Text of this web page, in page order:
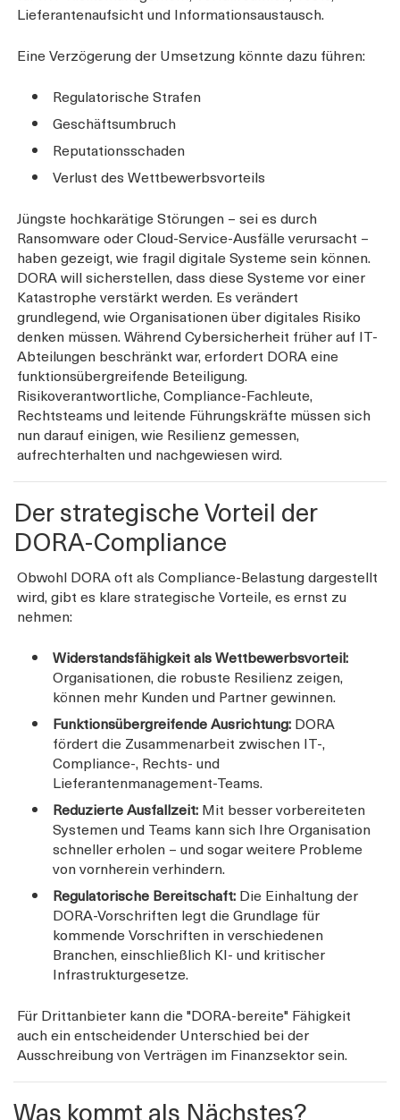
Lieferantenaufsicht und Informationsaustausch.
Eine Verzögerung der Umsetzung könnte dazu führen:
Regulatorische Strafen
Geschäftsumbruch
Reputationsschaden
Verlust des Wettbewerbsvorteils
Jüngste hochkarätige Störungen – sei es durch
Ransomware oder Cloud-Service-Ausfälle verursacht –
haben gezeigt, wie fragil digitale Systeme sein können.
DORA will sicherstellen, dass diese Systeme vor einer
Katastrophe verstärkt werden. Es verändert
grundlegend, wie Organisationen über digitales Risiko
denken müssen. Während Cybersicherheit früher auf IT-
Abteilungen beschränkt war, erfordert DORA eine
funktionsübergreifende Beteiligung.
Risikoverantwortliche, Compliance-Fachleute,
Rechtsteams und leitende Führungskräfte müssen sich
nun darauf einigen, wie Resilienz gemessen,
aufrechterhalten und nachgewiesen wird.
Der strategische Vorteil der
DORA-Compliance
Obwohl DORA oft als Compliance-Belastung dargestellt
wird, gibt es klare strategische Vorteile, es ernst zu
nehmen:
Widerstandsfähigkeit als Wettbewerbsvorteil:
Organisationen, die robuste Resilienz zeigen,
können mehr Kunden und Partner gewinnen.
Funktionsübergreifende Ausrichtung: DORA
fördert die Zusammenarbeit zwischen IT-,
Compliance-, Rechts- und
Lieferantenmanagement-Teams.
Reduzierte Ausfallzeit: Mit besser vorbereiteten
Systemen und Teams kann sich Ihre Organisation
schneller erholen – und sogar weitere Probleme
von vornherein verhindern.
Regulatorische Bereitschaft: Die Einhaltung der
DORA-Vorschriften legt die Grundlage für
kommende Vorschriften in verschiedenen
Branchen, einschließlich KI- und kritischer
Infrastrukturgesetze.
Für Drittanbieter kann die "DORA-bereite" Fähigkeit
auch ein entscheidender Unterschied bei der
Ausschreibung von Verträgen im Finanzsektor sein.
Was kommt als Nächstes?